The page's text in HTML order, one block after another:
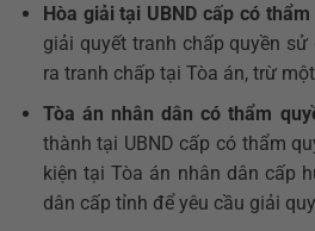
Hòa giải tại UBND cấp có
giải quyết tranh chấp quyền
ra tranh chấp tại Tòa án, trừ
Tòa án nhân dân có thẩm
thành tại UBND cấp có thẩm
kiện tại Tòa án nhân dân cấp
dân cấp tỉnh để yêu cầu giải